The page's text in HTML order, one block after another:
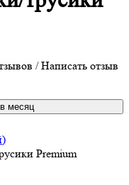
/Написать отзыв
месяц
Premium